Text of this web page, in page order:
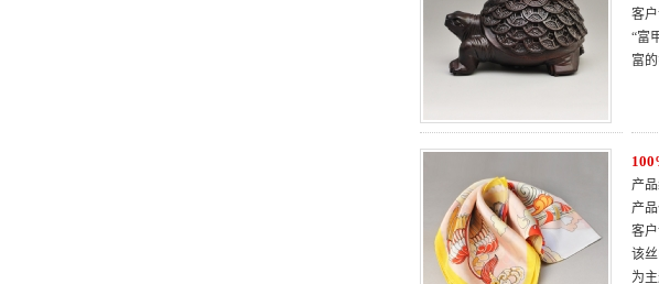
客户
“富
富
产
产品
客户
该
为